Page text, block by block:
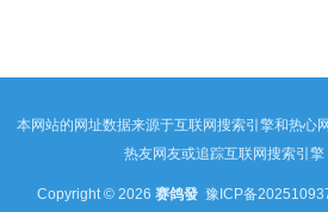
本网站的网址数据来源于互联网搜索引擎和热心
热友网友或追踪互联网搜索引擎
Copyright © 2026 赛鸽發 豫ICP备